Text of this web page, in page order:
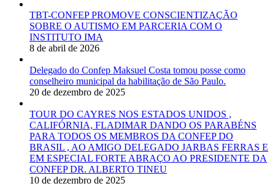
TBT-CONFEP PROMOVE CONSCIENTIZAÇÃO
SOBRE O AUTISMO EM PARCERIA COM O
INSTITUTO IMA
8 de abril de 2026
Delegado do Confep Maksuel Costa tomou posse como
conselheiro municipal da habilitação de São Paulo.
20 de dezembro de 2025
TOUR DO CAYRES NOS ESTADOS UNIDOS ,
CALIFÓRNIA, FLADIMAR DANDO OS PARABÉNS
PARA TODOS OS MEMBROS DA CONFEP DO
BRASIL , AO AMIGO DELEGADO JARBAS FERRAS E
EM ESPECIAL FORTE ABRAÇO AO PRESIDENTE DA
CONFEP DR. ALBERTO TINEU
10 de dezembro de 2025